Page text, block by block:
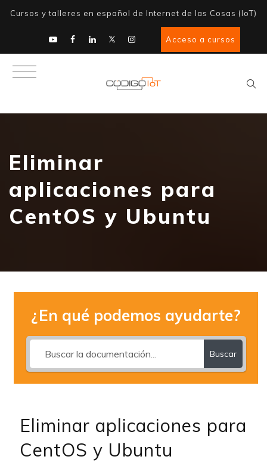
Cursos y talleres en español de Internet de las Cosas (IoT)
Acceso a cursos
Eliminar
aplicaciones para
CentOS y Ubuntu
¿En qué podemos ayudarte?
Buscar
Eliminar aplicaciones para
CentOS y Ubuntu